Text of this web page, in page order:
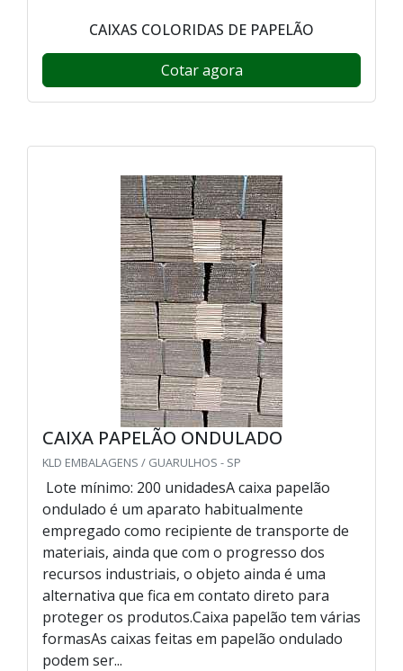
CAIXAS COLORIDAS DE PAPELÃO
Cotar agora
CAIXA PAPELÃO ONDULADO
KLD EMBALAGENS / GUARULHOS - SP
Lote mínimo: 200 unidadesA caixa papelão
ondulado é um aparato habitualmente
empregado como recipiente de transporte de
materiais, ainda que com o progresso dos
recursos industriais, o objeto ainda é uma
alternativa que fica em contato direto para
proteger os produtos.Caixa papelão tem várias
formasAs caixas feitas em papelão ondulado
podem ser...